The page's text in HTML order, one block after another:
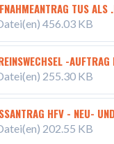
TUS ALS
456.03 KB
-
255.30 KB
HFV - NEU-
202.55 KB